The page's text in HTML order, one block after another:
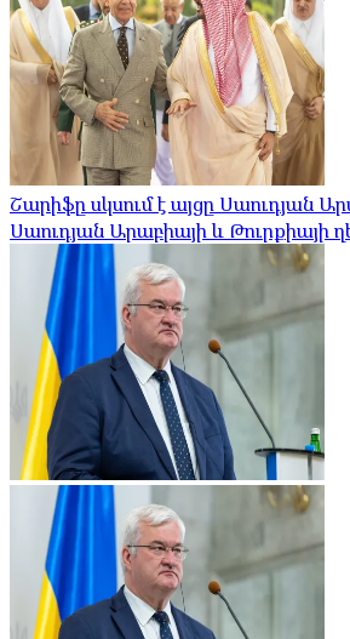
Շարիֆը սկսում է այցը Սաուդյան
Սաուդյան Արաբիայի և Թուրքիայի